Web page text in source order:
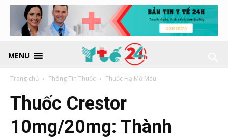
MENU
Trang chủ Thông Tin Thuốc Thuốc Hạ Mỡ Máu
Thuốc Crestor
10mg/20mg: Thành